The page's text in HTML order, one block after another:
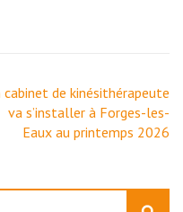
cabinet de kinésithérapeute
va s’installer à Forges-les-
Eaux au printemps 2026